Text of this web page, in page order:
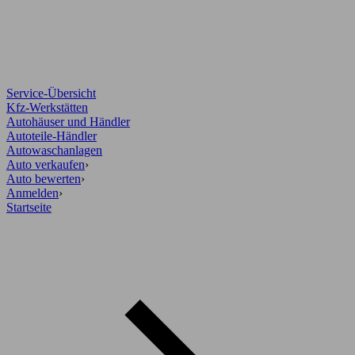
Service-Übersicht
Kfz-Werkstätten
Autohäuser und Händler
Autoteile-Händler
Autowaschanlagen
Auto verkaufen›
Auto bewerten›
Anmelden›
Startseite